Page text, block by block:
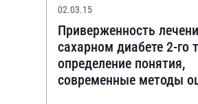
02.03.15
Приверженность
сахарном диабете 2-го
определение понятия,
современные методы